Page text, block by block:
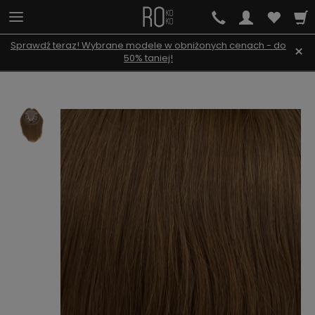
Sprawdź teraz! Wybrane modele w obniżonych cenach - do
50% taniej!
×